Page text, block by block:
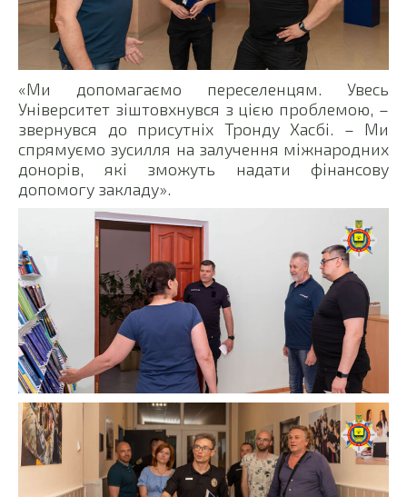
«Ми допомагаємо переселенцям. Увесь
Університет зіштовхнувся з цією проблемою, –
звернувся до присутніх Тронду Хасбі. – Ми
спрямуємо зусилля на залучення міжнародних
донорів, які зможуть надати фінансову
допомогу закладу».